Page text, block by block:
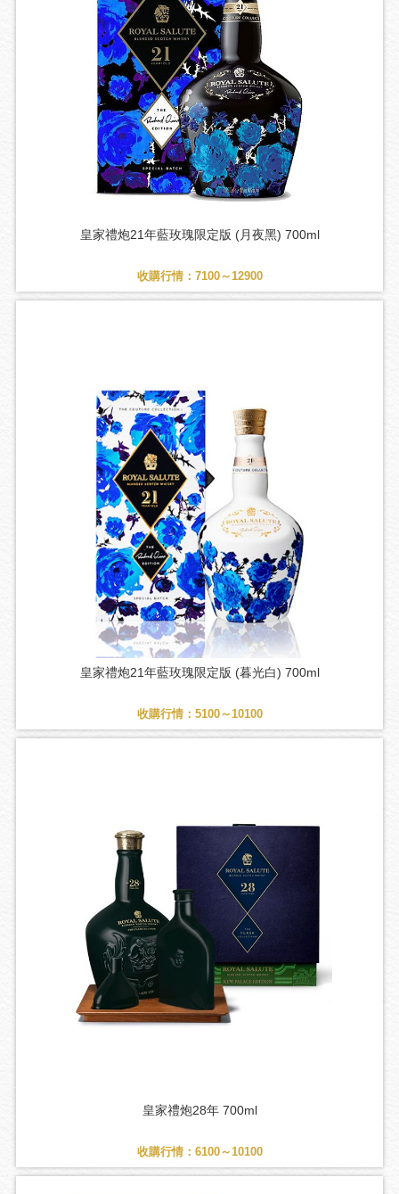
皇家禮炮21年藍玫瑰限定版 (月夜黑) 700ml
收購行情：7100～12900
皇家禮炮21年藍玫瑰限定版 (暮光白) 700ml
收購行情：5100～10100
皇家禮炮28年 700ml
收購行情：6100～10100